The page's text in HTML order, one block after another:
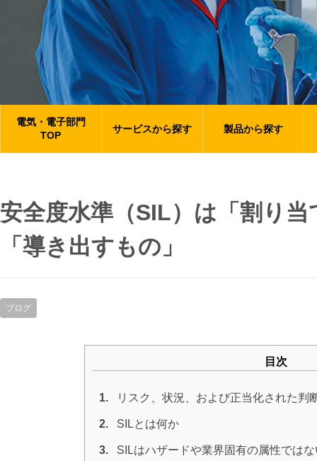
電気・電子部門
TOP
サービスから探す 製品から探す
安全度水準（SIL）は「割り
「導き出すもの」
ブログ
目次
1. リスク、状況、および正当化された判
2. SILとは何か
3. SILはハザードや業界固有の属性では